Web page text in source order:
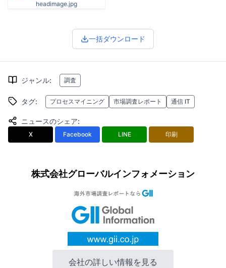
headimage.jpg
一括ダウンロード
ジャンル: 調査
タグ: プロセスマイニング 市場調査レポート 通信 IT
ニュースのシェア:
X Facebook LINE 印刷
株式会社グローバルインフォメーション
会社の詳しい情報を見る